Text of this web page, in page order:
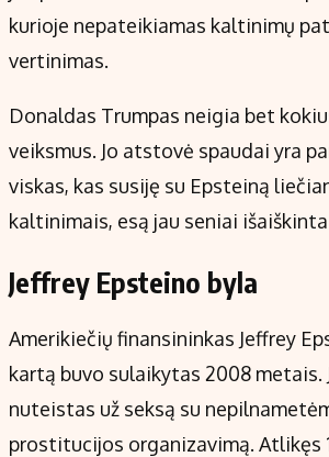
kurioje nepateikiamas kaltinimų
vertinimas.
Donaldas Trumpas neigia bet
veiksmus. Jo atstovė spaudai yra
viskas, kas susiję su Epsteiną
kaltinimais, esą jau seniai
Jeffrey Epsteino byla
Amerikiečių finansininkas Jeffrey
kartą buvo sulaikytas 2008 metais.
nuteistas už seksą su
prostitucijos organizavimą. Atlikęs